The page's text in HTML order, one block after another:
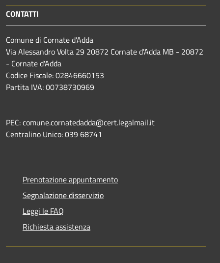
CONTATTI
Comune di Cornate d'Adda
Via Alessandro Volta 29 20872 Cornate d'Adda MB - 20872
- Cornate d'Adda
Codice Fiscale: 02846660153
Partita IVA: 00738730969
PEC: comune.cornatedadda@cert.legalmail.it
Centralino Unico: 039 68741
Prenotazione appuntamento
Segnalazione disservizio
Leggi le FAQ
Richiesta assistenza